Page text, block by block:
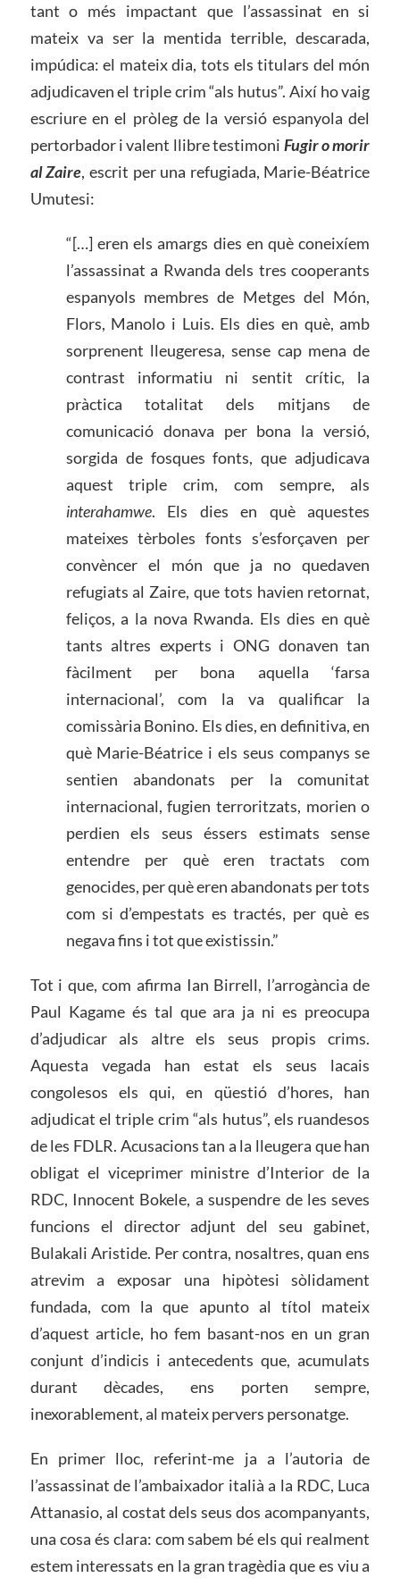
tant o més impactant que l’assassinat en si
mateix va ser la mentida terrible, descarada,
impúdica: el mateix dia, tots els titulars del món
adjudicaven el triple crim “als hutus”. Així ho vaig
escriure en el pròleg de la versió espanyola del
pertorbador i valent llibre testimoni Fugir o morir
al Zaire, escrit per una refugiada, Marie-Béatrice
Umutesi:
“[…] eren els amargs dies en què coneixíem
l’assassinat a Rwanda dels tres cooperants
espanyols membres de Metges del Món,
Flors, Manolo i Luis. Els dies en què, amb
sorprenent lleugeresa, sense cap mena de
contrast informatiu ni sentit crític, la
pràctica totalitat dels mitjans de
comunicació donava per bona la versió,
sorgida de fosques fonts, que adjudicava
aquest triple crim, com sempre, als
interahamwe. Els dies en què aquestes
mateixes tèrboles fonts s’esforçaven per
convèncer el món que ja no quedaven
refugiats al Zaire, que tots havien retornat,
feliços, a la nova Rwanda. Els dies en què
tants altres experts i ONG donaven tan
fàcilment per bona aquella ‘farsa
internacional’, com la va qualificar la
comissària Bonino. Els dies, en definitiva, en
què Marie-Béatrice i els seus companys se
sentien abandonats per la comunitat
internacional, fugien terroritzats, morien o
perdien els seus éssers estimats sense
entendre per què eren tractats com
genocides, per què eren abandonats per tots
com si d’empestats es tractés, per què es
negava fins i tot que existissin.”
Tot i que, com afirma Ian Birrell, l’arrogància de
Paul Kagame és tal que ara ja ni es preocupa
d’adjudicar als altre els seus propis crims.
Aquesta vegada han estat els seus lacais
congolesos els qui, en qüestió d’hores, han
adjudicat el triple crim “als hutus”, els ruandesos
de les FDLR. Acusacions tan a la lleugera que han
obligat el viceprimer ministre d’Interior de la
RDC, Innocent Bokele, a suspendre de les seves
funcions el director adjunt del seu gabinet,
Bulakali Aristide. Per contra, nosaltres, quan ens
atrevim a exposar una hipòtesi sòlidament
fundada, com la que apunto al títol mateix
d’aquest article, ho fem basant-nos en un gran
conjunt d’indicis i antecedents que, acumulats
durant dècades, ens porten sempre,
inexorablement, al mateix pervers personatge.
En primer lloc, referint-me ja a l’autoria de
l’assassinat de l’ambaixador italià a la RDC, Luca
Attanasio, al costat dels seus dos acompanyants,
una cosa és clara: com sabem bé els qui realment
estem interessats en la gran tragèdia que es viu a